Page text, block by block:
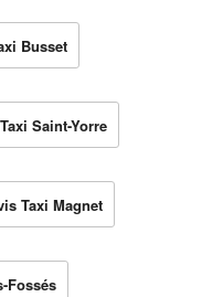
Busset
Saint-Yorre
Taxi Magnet
Fossés